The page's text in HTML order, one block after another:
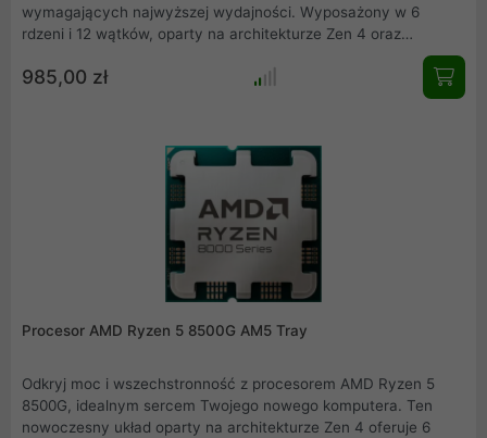
wymagających najwyższej wydajności. Wyposażony w 6
rdzeni i 12 wątków, oparty na architekturze Zen 4 oraz
wykonany w zaawansowanym procesie litograficznym 5 nm,
gwarantuje doskonały balans między mocą a
energooszczędnością. Dzięki technologii 3D V-Cache procesor
zwiększa wydajność w grach i zadaniach
obliczeniowych.Ryzen 5 7500X3D to idealny wybór dla graczy i
entuzjastów, którzy oczekują najwyższej wydajności w
985,00 zł
Procesor AMD Ryzen 5 8500G AM5 Tray
Odkryj moc i wszechstronność z procesorem AMD Ryzen 5
8500G, idealnym sercem Twojego nowego komputera. Ten
nowoczesny układ oparty na architekturze Zen 4 oferuje 6